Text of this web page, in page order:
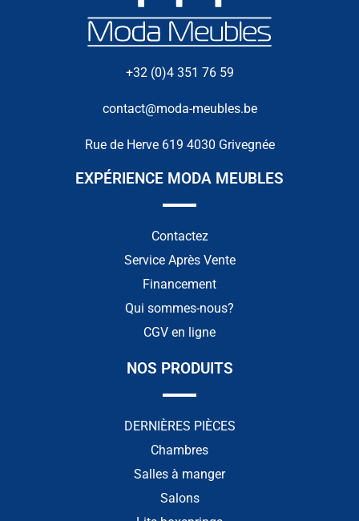
+32 (0)4 351 76 59
contact@moda-meubles.be
Rue de Herve 619 4030 Grivegnée
EXPÉRIENCE MODA MEUBLES
Contactez
Service Après Vente
Financement
Qui sommes-nous?
CGV en ligne
NOS PRODUITS
DERNIÈRES PIÈCES
Chambres
Salles à manger
Salons